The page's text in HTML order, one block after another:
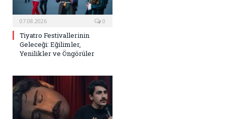
07.08.2026 0
Tiyatro Festivallerinin
Geleceği: Eğilimler,
Yenilikler ve Öngörüler